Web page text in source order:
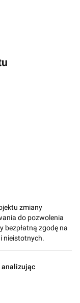
zmiany
do pozwolenia
bezpłatną zgodę na
nieistotnych.
analizując